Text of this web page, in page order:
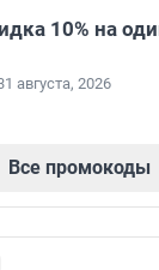
10% на
августа, 2026
Все промокоды